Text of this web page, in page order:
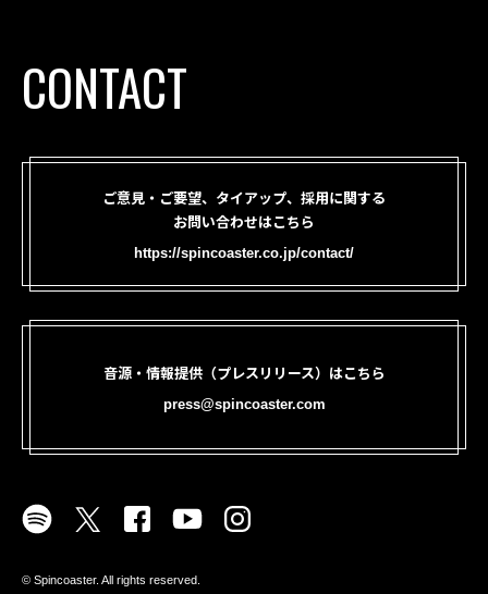
CONTACT
ご意見・ご要望、タイアップ、採用に関する
お問い合わせはこちら
https://spincoaster.co.jp/contact/
音源・情報提供（プレスリリース）はこちら
press@spincoaster.com
©︎ Spincoaster. All rights reserved.